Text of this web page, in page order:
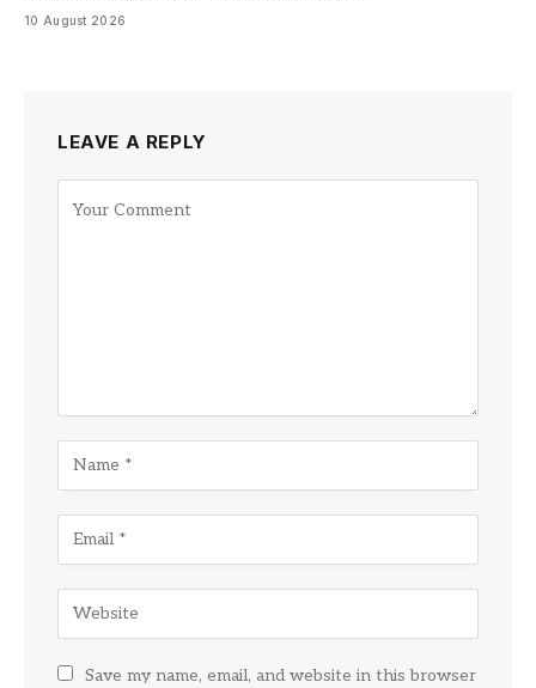
10 August 2026
LEAVE A REPLY
Save my name, email, and website in this browser